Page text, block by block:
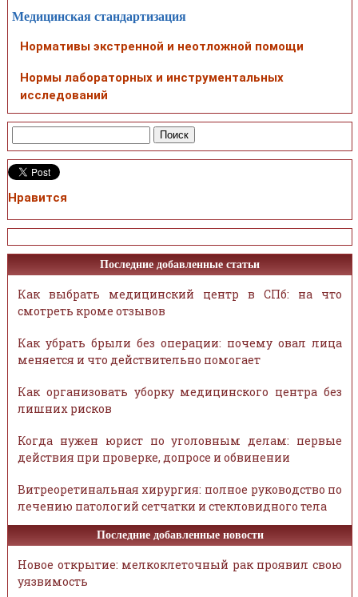
Медицинская стандартизация
Нормативы экстренной и неотложной помощи
Нормы лабораторных и инструментальных
исследований
Нравится
Последние добавленные статьи
Как выбрать медицинский центр в СПб: на что
смотреть кроме отзывов
Как убрать брыли без операции: почему овал лица
меняется и что действительно помогает
Как организовать уборку медицинского центра без
лишних рисков
Когда нужен юрист по уголовным делам: первые
действия при проверке, допросе и обвинении
Витреоретинальная хирургия: полное руководство по
лечению патологий сетчатки и стекловидного тела
Последние добавленные новости
Новое открытие: мелкоклеточный рак проявил свою
уязвимость